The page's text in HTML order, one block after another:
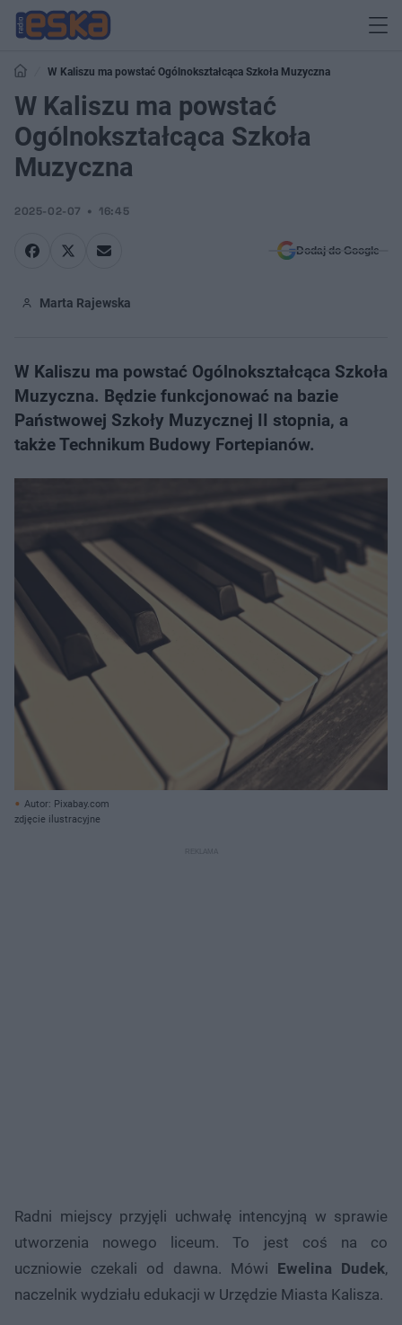
W Kaliszu ma powstać Ogólnokształcąca Szkoła Muzyczna
W Kaliszu ma powstać
Ogólnokształcąca Szkoła
Muzyczna
2025-02-07 16:45
Dodaj do Google
Marta Rajewska
W Kaliszu ma powstać Ogólnokształcąca Szkoła
Muzyczna. Będzie funkcjonować na bazie
Państwowej Szkoły Muzycznej II stopnia, a
także Technikum Budowy Fortepianów.
Autor: Pixabay.com
zdjęcie ilustracyjne
Radni miejscy przyjęli uchwałę intencyjną w sprawie
utworzenia nowego liceum. To jest coś na co
uczniowie czekali od dawna. Mówi Ewelina Dudek,
naczelnik wydziału edukacji w Urzędzie Miasta Kalisza.